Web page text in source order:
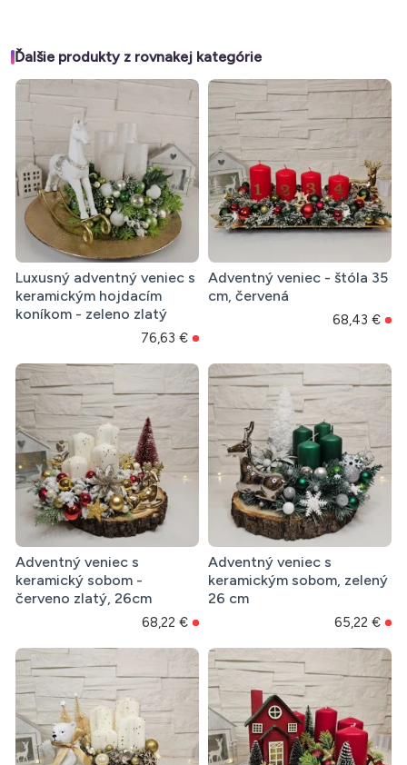
Ďalšie produkty z rovnakej kategórie
Luxusný adventný veniec s
keramickým hojdacím
koníkom - zeleno zlatý
76,63 €
Adventný veniec - štóla 35
cm, červená
68,43 €
Adventný veniec s
keramický sobom -
červeno zlatý, 26cm
68,22 €
Adventný veniec s
keramickým sobom, zelený
26 cm
65,22 €